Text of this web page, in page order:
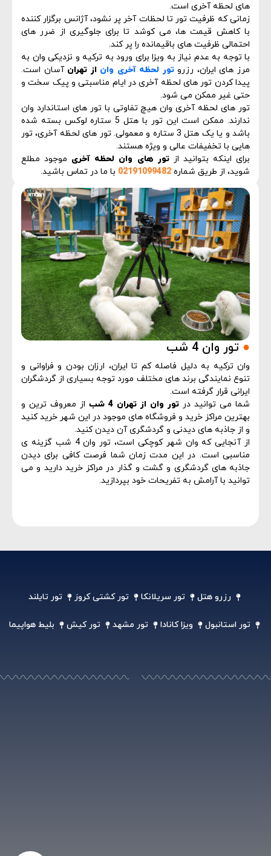
های لحظه آخری است.
زمانی که ظرفیت تور تا لحظات آخر پر نشود، آژانس برگزار کننده
با کاهش قیمت ها، می کوشد تا برای جلوگیری از ضرر های
احتمالی ظرفیت های باقیمانده را پر کند.
با توجه به عدم نیاز به ویزا برای ورود به ترکیه و نزدیکی وان به
مرز های ایران، رزروتور لحظه آخری وان از تهران آسان است.
پیدا کردن تور های لحظه آخری در ایام مناسبتی و پیک سخت و
حتی غیر ممکن می شود.
تور های لحظه آخری وان هیچ تفاوتی با تور های استاندارد وان
ندارند. ممکن است این تور با هتل 5 ستاره لوکس بسته شده
باشد و یا یک هتل 3 ستاره و معمولی. تور های لحظه آخری، تور
هایی با تخفیفات عالی و ویژه هستند.
برای اینکه بتوانید ازتور های وان لحظه آخری موجود مطلع
شوید، از طریق شماره 02191099482 با ما در تماس باشید.
● تور وان 4 شب
وان ترکیه به دلیل فاصله کم تا ایران، ارزان بودن و فراوانی و
تنوع نمایندگی برند های مختلف مورد توجه بسیاری از گردشگران
ایرانی قرار گرفته است.
شما می توانید در تور وان از تهران 4 شب
از معروف ترین و
بهترین مراکز خرید و فروشگاه های موجود در این شهر خرید کنید
و از جاذبه های دیدنی و گردشگری آن دیدن کنید.
از آنجایی که وان شهر کوچکی است، تور وان 4 شب گزینه ی
مناسبی است. در این مدت زمان شما فرصت کافی برای دیدن
جاذبه های گردشگری و گشت و گذار در مراکز خرید دارید و می
توانید با آرامش به تفریحات خود بپردازید.
رزرو هتل تور سریلانکا تور کشتی کروز تور تایلند
تور استانبول ویزا کانادا تور مشهد تور کیش بلیط هواپیما